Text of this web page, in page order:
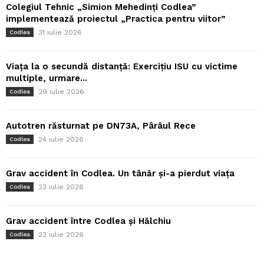
Colegiul Tehnic „Simion Mehedinți Codlea”
implementează proiectul „Practica pentru viitor”
Codlea 31 iulie 2026
Viața la o secundă distanță: Exercițiu ISU cu victime
multiple, urmare...
Codlea 29 iulie 2026
Autotren răsturnat pe DN73A, Pârâul Rece
Codlea 24 iulie 2026
Grav accident în Codlea. Un tânăr și-a pierdut viața
Codlea 23 iulie 2026
Grav accident între Codlea și Hălchiu
Codlea 23 iulie 2026